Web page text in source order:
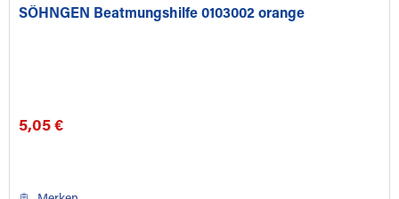
SÖHNGEN Beatmungshilfe 0103002 orange
5,05 €